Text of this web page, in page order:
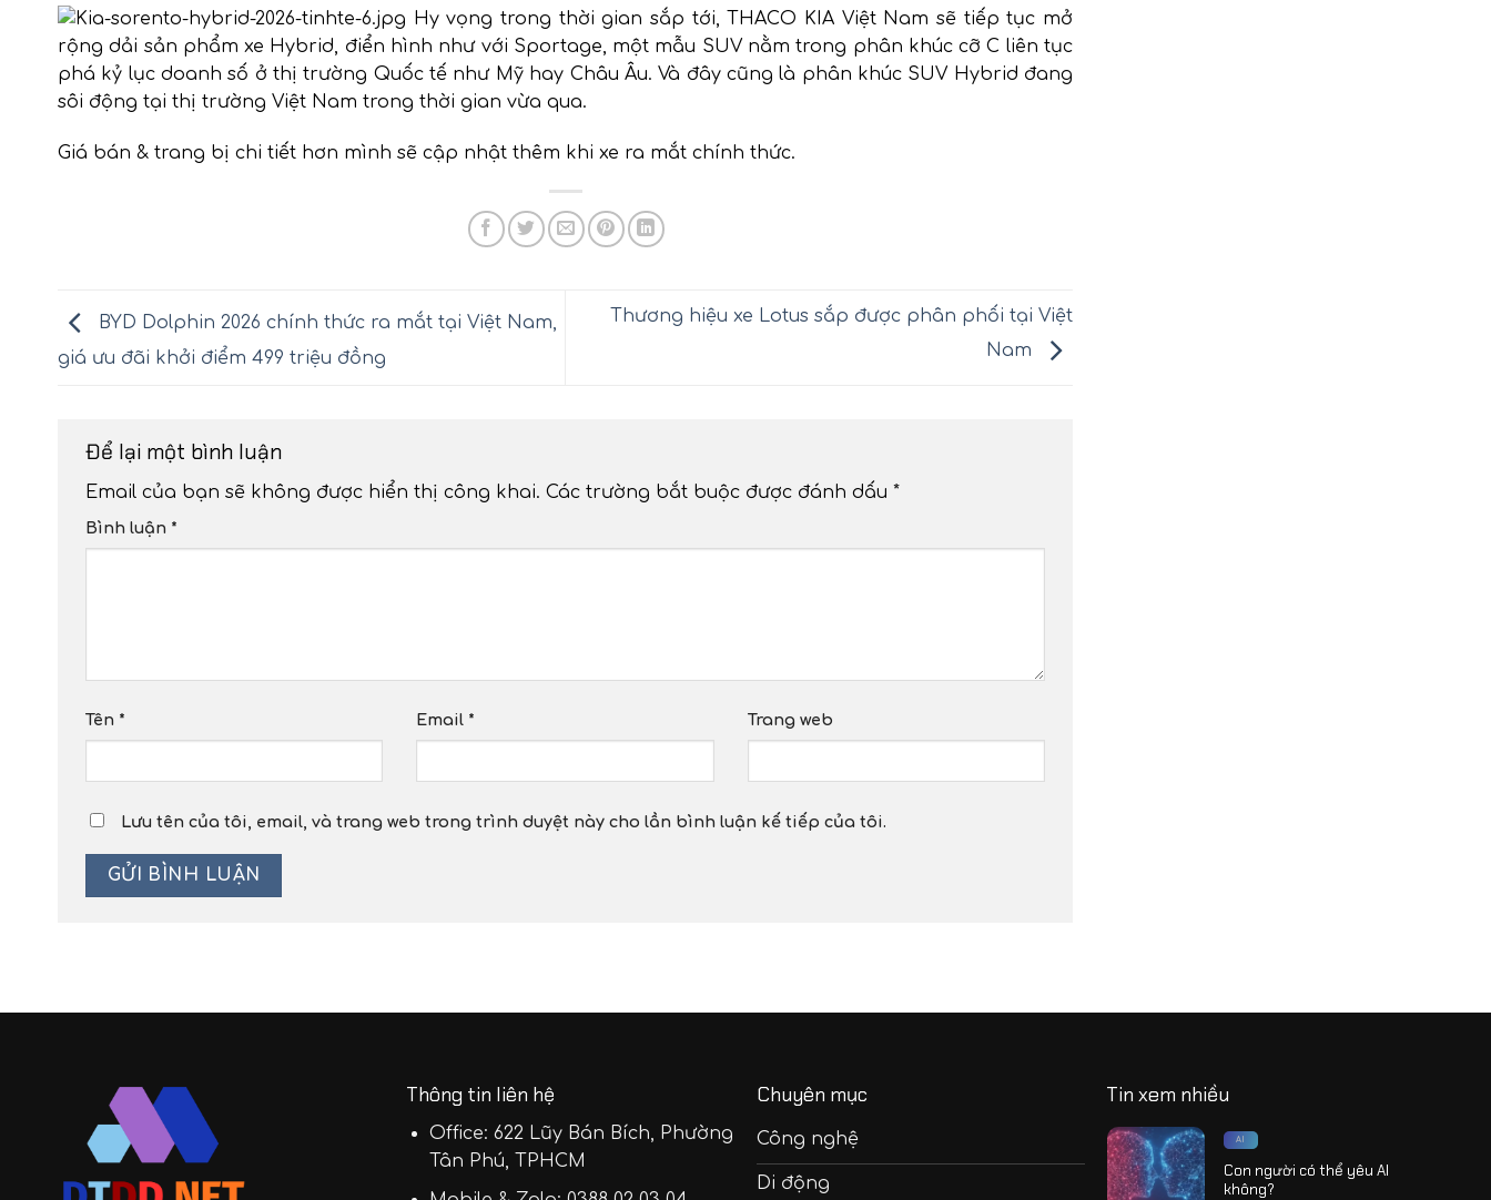
Hy vọng trong thời gian sắp tới, THACO KIA Việt Nam sẽ tiếp tục mở
rộng dải sản phẩm xe Hybrid, điển hình như với Sportage, một mẫu SUV nằm trong phân khúc cỡ C liên tục
phá kỷ lục doanh số ở thị trường Quốc tế như Mỹ hay Châu Âu. Và đây cũng là phân khúc SUV Hybrid đang
sôi động tại thị trường Việt Nam trong thời gian vừa qua.
Giá bán & trang bị chi tiết hơn mình sẽ cập nhật thêm khi xe ra mắt chính thức.
BYD Dolphin 2026 chính thức ra mắt tại Việt Nam,
giá ưu đãi khởi điểm 499 triệu đồng
Thương hiệu xe Lotus sắp được phân phối tại Việt
Nam
Để lại một bình luận
Email của bạn sẽ không được hiển thị công khai. Các trường bắt buộc được đánh dấu *
Bình luận *
Tên * Email * Trang web
Lưu tên của tôi, email, và trang web trong trình duyệt này cho lần bình luận kế tiếp của tôi.
Thông tin liên hệ
Office: 622 Lũy Bán Bích, Phường
Tân Phú, TPHCM
Chuyên mục
Công nghệ
Di động
Tin xem nhiều
AI
Con người có thể yêu AI
không?